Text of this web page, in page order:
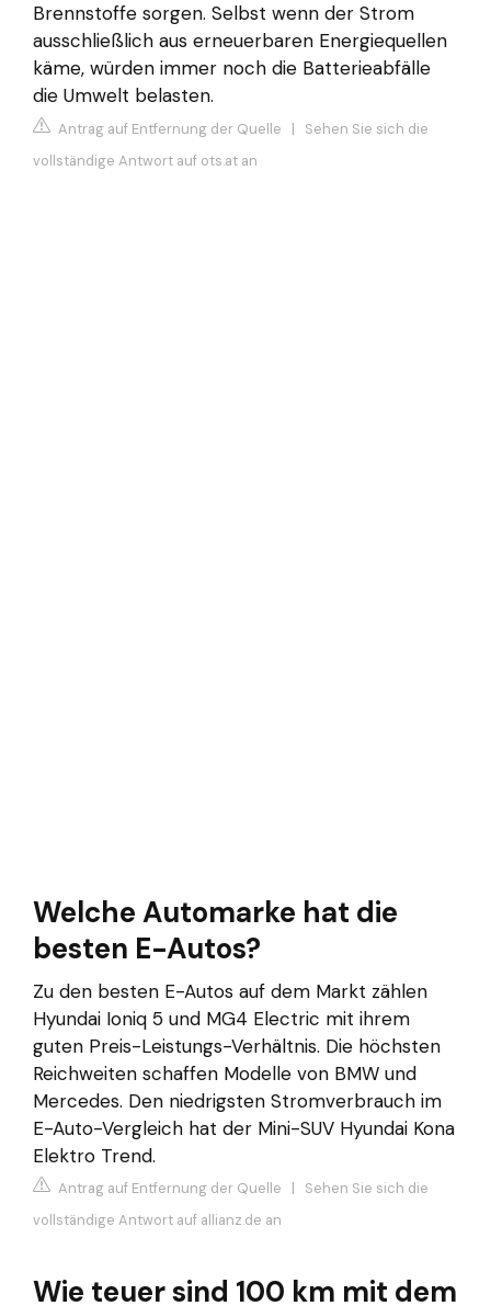
Brennstoffe sorgen. Selbst wenn der Strom
ausschließlich aus erneuerbaren Energiequellen
käme, würden immer noch die Batterieabfälle
die Umwelt belasten.
Antrag auf Entfernung der Quelle | Sehen Sie sich die
vollständige Antwort auf ots.at an
Welche Automarke hat die
besten E-Autos?
Zu den besten E-Autos auf dem Markt zählen
Hyundai Ioniq 5 und MG4 Electric mit ihrem
guten Preis-Leistungs-Verhältnis. Die höchsten
Reichweiten schaffen Modelle von BMW und
Mercedes. Den niedrigsten Stromverbrauch im
E-Auto-Vergleich hat der Mini-SUV Hyundai Kona
Elektro Trend.
Antrag auf Entfernung der Quelle | Sehen Sie sich die
vollständige Antwort auf allianz.de an
Wie teuer sind 100 km mit dem